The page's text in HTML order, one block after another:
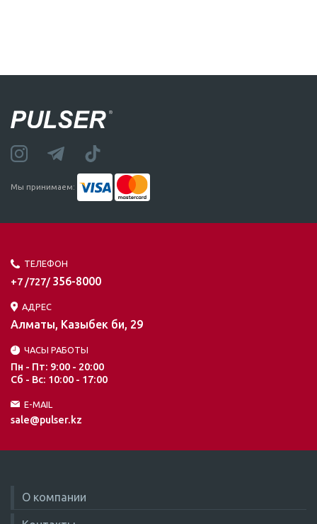
Мы принимаем:
ТЕЛЕФОН
+7 /727/ 356-8000
АДРЕС
Алматы, Казыбек би, 29
ЧАСЫ РАБОТЫ
Пн - Пт: 9:00 - 20:00
Сб - Вс: 10:00 - 17:00
E-MAIL
sale@pulser.kz
О компании